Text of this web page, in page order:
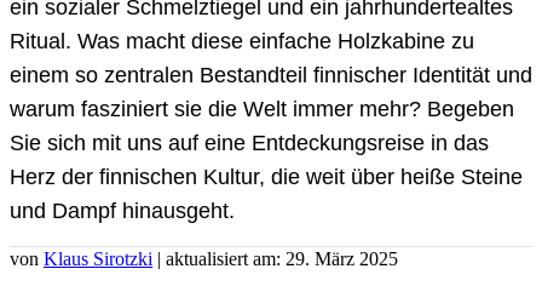
ein sozialer Schmelztiegel und ein jahrhundertealtes
Ritual. Was macht diese einfache Holzkabine zu
einem so zentralen Bestandteil finnischer Identität und
warum fasziniert sie die Welt immer mehr? Begeben
Sie sich mit uns auf eine Entdeckungsreise in das
Herz der finnischen Kultur, die weit über heiße Steine
und Dampf hinausgeht.
von Klaus Sirotzki | aktualisiert am: 29. März 2025